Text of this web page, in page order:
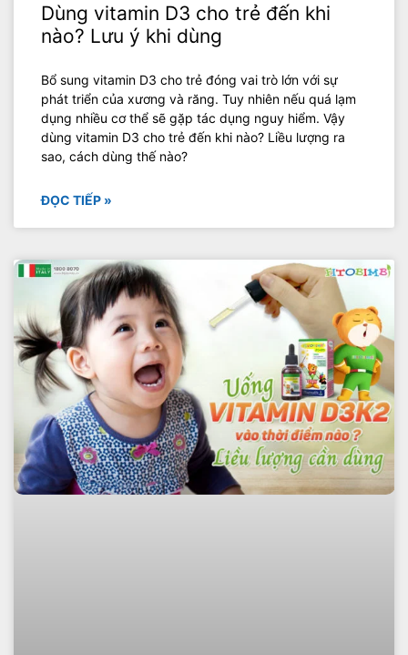
Dùng vitamin D3 cho trẻ đến khi
nào? Lưu ý khi dùng
Bổ sung vitamin D3 cho trẻ đóng vai trò lớn với sự
phát triển của xương và răng. Tuy nhiên nếu quá lạm
dụng nhiều cơ thể sẽ gặp tác dụng nguy hiểm. Vậy
dùng vitamin D3 cho trẻ đến khi nào? Liều lượng ra
sao, cách dùng thế nào?
ĐỌC TIẾP »